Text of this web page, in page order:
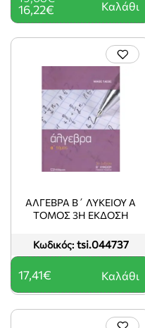
16,22€ Καλάθι
Κωδικός: tsi.044737
ΑΛΓΕΒΡΑ Β΄ ΛΥΚΕΙΟΥ Α
ΤΟΜΟΣ 3Η ΕΚΔΟΣΗ
17,41€ Καλάθι